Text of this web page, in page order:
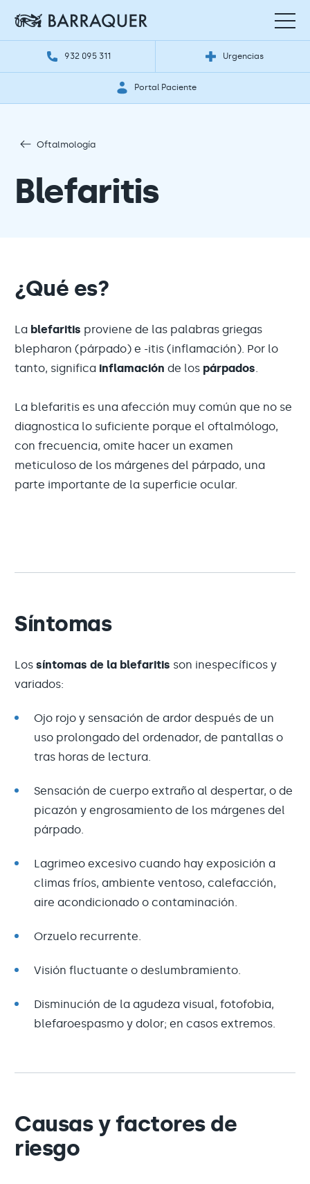
932 095 311 Urgencias
Portal Paciente
Oftalmología
Blefaritis
¿Qué es?
La blefaritis proviene de las palabras griegas
blepharon (párpado) e -itis (inflamación). Por lo
tanto, significa inflamación de los párpados.
La blefaritis es una afección muy común que no se
diagnostica lo suficiente porque el oftalmólogo,
con frecuencia, omite hacer un examen
meticuloso de los márgenes del párpado, una
parte importante de la superficie ocular.
Síntomas
Los síntomas de la blefaritis son inespecíficos y
variados:
Ojo rojo y sensación de ardor después de un
uso prolongado del ordenador, de pantallas o
tras horas de lectura.
Sensación de cuerpo extraño al despertar, o de
picazón y engrosamiento de los márgenes del
párpado.
Lagrimeo excesivo cuando hay exposición a
climas fríos, ambiente ventoso, calefacción,
aire acondicionado o contaminación.
Orzuelo recurrente.
Visión fluctuante o deslumbramiento.
Disminución de la agudeza visual, fotofobia,
blefaroespasmo y dolor; en casos extremos.
Causas y factores de
riesgo